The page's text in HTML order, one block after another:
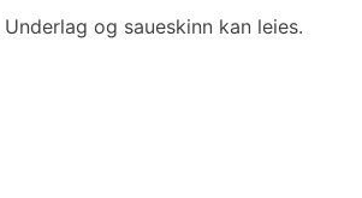
og saueskinn kan leies.